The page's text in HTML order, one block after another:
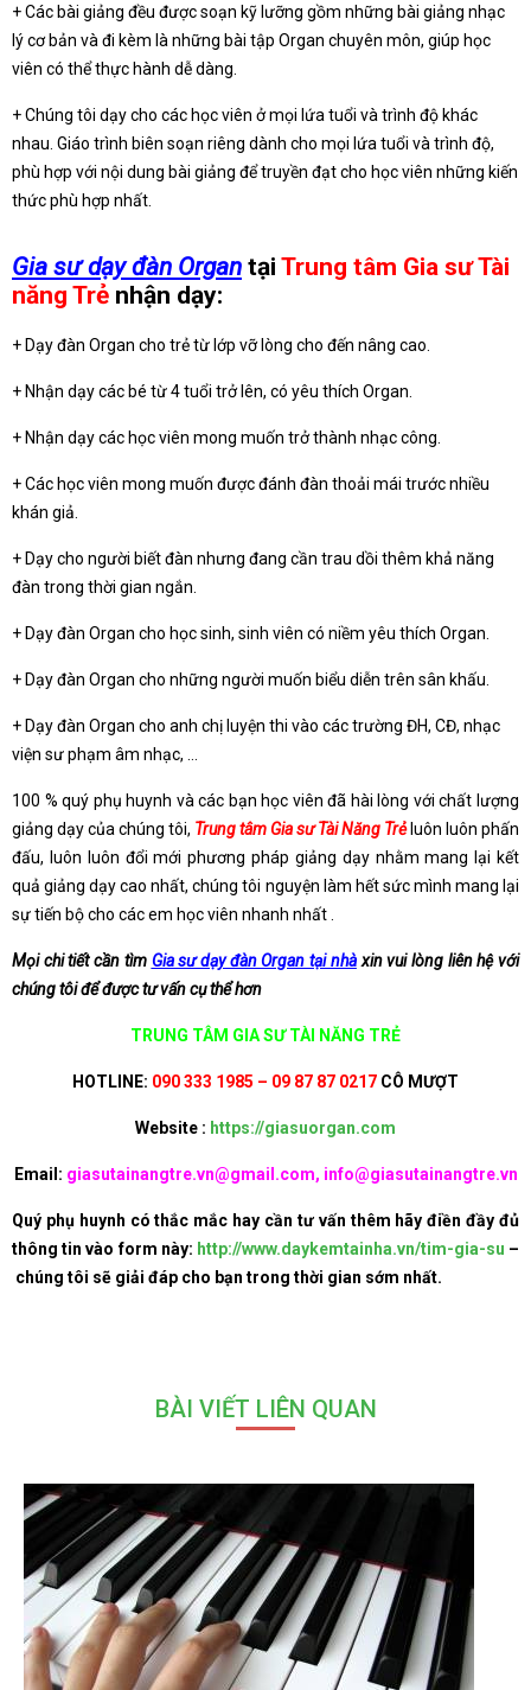
+ Các bài giảng đều được soạn kỹ lưỡng gồm những bài giảng nhạc
lý cơ bản và đi kèm là những bài tập Organ chuyên môn, giúp học
viên có thể thực hành dễ dàng.
+ Chúng tôi dạy cho các học viên ở mọi lứa tuổi và trình độ khác
nhau. Giáo trình biên soạn riêng dành cho mọi lứa tuổi và trình độ,
phù hợp với nội dung bài giảng để truyền đạt cho học viên những kiến
thức phù hợp nhất.
Gia sư dạy đàn Organ tại Trung tâm Gia sư Tài
năng Trẻ nhận dạy:
+ Dạy đàn Organ cho trẻ từ lớp vỡ lòng cho đến nâng cao.
+ Nhận dạy các bé từ 4 tuổi trở lên, có yêu thích Organ.
+ Nhận dạy các học viên mong muốn trở thành nhạc công.
+ Các học viên mong muốn được đánh đàn thoải mái trước nhiều
khán giả.
+ Dạy cho người biết đàn nhưng đang cần trau dồi thêm khả năng
đàn trong thời gian ngắn.
+ Dạy đàn Organ cho học sinh, sinh viên có niềm yêu thích Organ.
+ Dạy đàn Organ cho những người muốn biểu diễn trên sân khấu.
+ Dạy đàn Organ cho anh chị luyện thi vào các trường ĐH, CĐ, nhạc
viện sư phạm âm nhạc, …
100 % quý phụ huynh và các bạn học viên đã hài lòng với chất lượng
giảng dạy của chúng tôi, Trung tâm Gia sư Tài Năng Trẻ luôn luôn phấn
đấu, luôn luôn đổi mới phương pháp giảng dạy nhằm mang lại kết
quả giảng dạy cao nhất, chúng tôi nguyện làm hết sức mình mang lại
sự tiến bộ cho các em học viên nhanh nhất .
Mọi chi tiết cần tìm Gia sư dạy đàn Organ tại nhàxin vui lòng liên hệ với
chúng tôi để được tư vấn cụ thể hơn
TRUNG TÂM GIA SƯ TÀI NĂNG TRẺ
HOTLINE: 090 333 1985 – 09 87 87 0217 CÔ MƯỢT
Website : https://giasuorgan.com
Email: giasutainangtre.vn@gmail.com, info@giasutainangtre.vn
Quý phụ huynh có thắc mắc hay cần tư vấn thêm hãy điền đầy đủ
thông tin vào form này: http://www.daykemtainha.vn/tim-gia-su –
chúng tôi sẽ giải đáp cho bạn trong thời gian sớm nhất.
BÀI VIẾT LIÊN QUAN